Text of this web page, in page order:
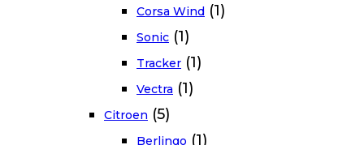
Corsa Wind (1)
Sonic (1)
Tracker (1)
Vectra (1)
Citroen (5)
Berlingo (1)